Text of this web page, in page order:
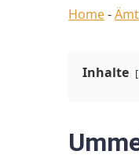
Home-
Inhalte